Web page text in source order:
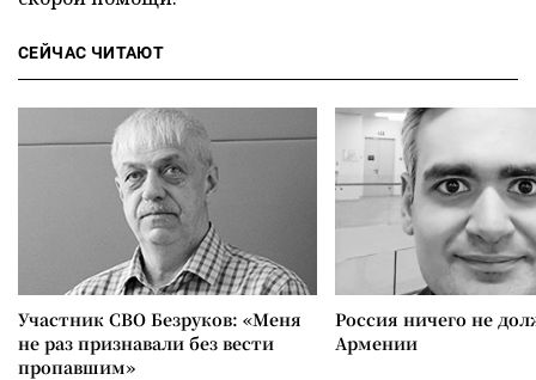
СЕЙЧАС ЧИТАЮТ
Участник СВО Безруков: «Меня
не раз признавали без вести
пропавшим»
Россия ничего не
Армении